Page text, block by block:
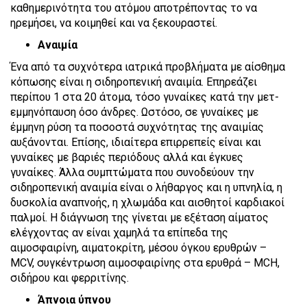
καθημερινότητα του ατόμου αποτρέποντας το να
ηρεμήσει, να κοιμηθεί και να ξεκουραστεί.
Αναιμία
Ένα από τα συχνότερα ιατρικά προβλήματα με αίσθημα
κόπωσης είναι η σιδηροπενική αναιμία. Επηρεάζει
περίπου 1 στα 20 άτομα, τόσο γυναίκες κατά την μετ-
εμμηνόπαυση όσο άνδρες. Ωστόσο, σε γυναίκες με
έμμηνη ρύση τα ποσοστά συχνότητας της αναιμίας
αυξάνονται. Επίσης, ιδιαίτερα επιρρεπείς είναι και
γυναίκες με βαριές περιόδους αλλά και έγκυες
γυναίκες. Άλλα συμπτώματα που συνοδεύουν την
σιδηροπενική αναιμία είναι ο λήθαργος και η υπνηλία, η
δυσκολία αναπνοής, η χλωμάδα και αισθητοί καρδιακοί
παλμοί. Η διάγνωση της γίνεται με εξέταση αίματος
ελέγχοντας αν είναι χαμηλά τα επίπεδα της
αιμοσφαιρίνη, αιματοκρίτη, μέσου όγκου ερυθρών –
MCV, συγκέντρωση αιμοσφαιρίνης στα ερυθρά – MCH,
σιδήρου και φερριτίνης.
Άπνοια ύπνου